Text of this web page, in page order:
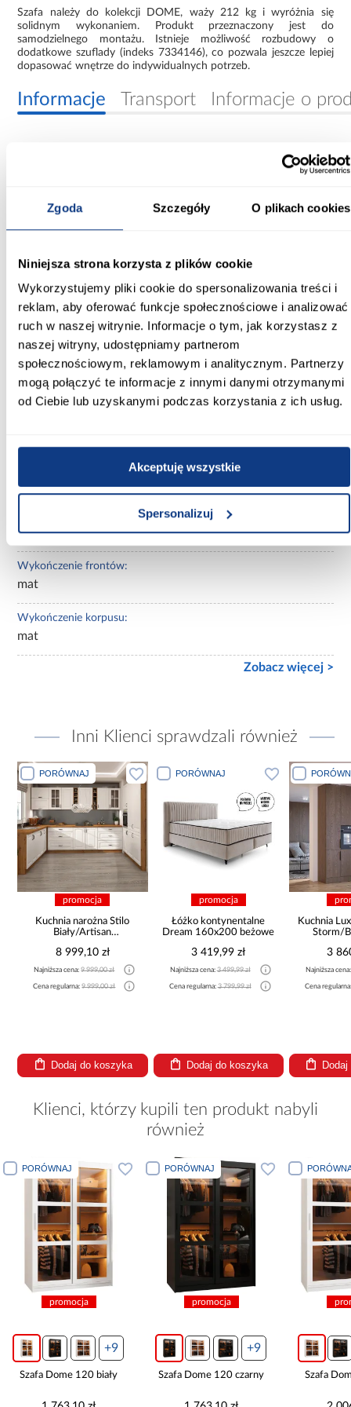
Zgoda Szczegóły O plikach cookies
Niniejsza strona korzysta z plików cookie
Wykorzystujemy pliki cookie do spersonalizowania treści i
reklam, aby oferować funkcje społecznościowe i analizować
ruch w naszej witrynie. Informacje o tym, jak korzystasz z
naszej witryny, udostępniamy partnerom
społecznościowym, reklamowym i analitycznym. Partnerzy
mogą połączyć te informacje z innymi danymi otrzymanymi
od Ciebie lub uzyskanymi podczas korzystania z ich usług.
Akceptuję wszystkie
Spersonalizuj
Szafa należy do kolekcji DOME, waży 212 kg i wyróżnia się
solidnym wykonaniem. Produkt przeznaczony jest do
samodzielnego montażu. Istnieje możliwość rozbudowy o
dodatkowe szuflady (indeks 7334146), co pozwala jeszcze lepiej
dopasować wnętrze do indywidualnych potrzeb.
Informacje Transport Informacje o
Głębokość [cm]:
200.00
Kolor frontów:
czarny
Kolor korpusu:
2-drzwiowa
Wykończenie frontów:
mat
Wykończenie korpusu:
mat
Zobacz więcej >
Inni Klienci sprawdzali również
PORÓWNAJ
promocja
Kuchnia narożna Stilo
Biały/Artisan
8 999,10 zł
Najniższa cena:9 999,00 zł
Cena regularna:9 999,00 zł
Dodaj do koszyka
PORÓWNAJ
promocja
Łóżko kontynentalne
Dream 160x200 beżowe
3 419,99 zł
Najniższa cena:3 499,99 zł
Cena regularna:3 799,99 zł
Dodaj do koszyka
Kuchnia
Storm/
3
Najniższa
Cena
Klienci, którzy kupili ten produkt nabyli
również
+9
PORÓWNAJ
+9
Szafa Dome 120 czarny
PORÓWNAJ
+9
Szafa Dome 150 biały